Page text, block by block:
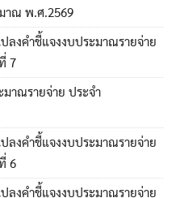
าณ พ.ศ.2569
ลงคำชี้แจงงบประมาณรายจ่าย
7
มาณรายจ่าย ประจำ
ลงคำชี้แจงงบประมาณรายจ่าย
6
ลงคำชี้แจงงบประมาณรายจ่าย